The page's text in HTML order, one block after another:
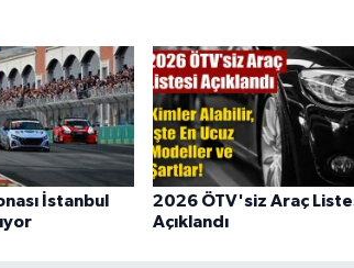
İstanbul
2026 ÖTV'siz Araç
Açıklandı